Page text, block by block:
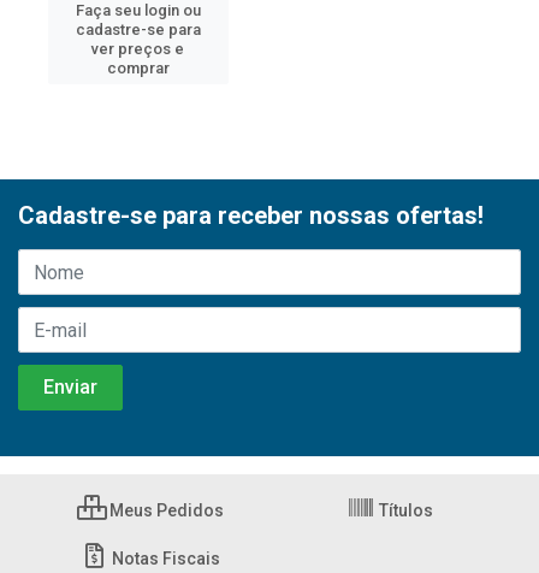
Faça seu login ou
cadastre-se para
ver preços e
comprar
Cadastre-se para receber nossas ofertas!
Meus Pedidos Títulos
Notas Fiscais